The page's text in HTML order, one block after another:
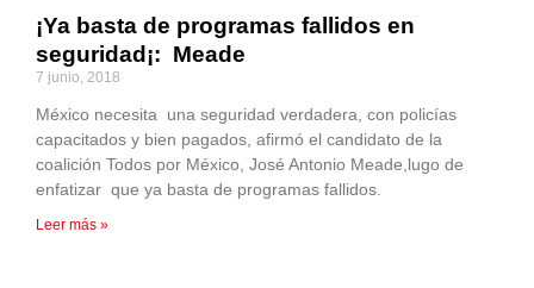
¡Ya basta de programas fallidos en
seguridad¡: Meade
7 junio, 2018
México necesita una seguridad verdadera, con policías
capacitados y bien pagados, afirmó el candidato de la
coalición Todos por México, José Antonio Meade,lugo de
enfatizar que ya basta de programas fallidos.
Leer más »